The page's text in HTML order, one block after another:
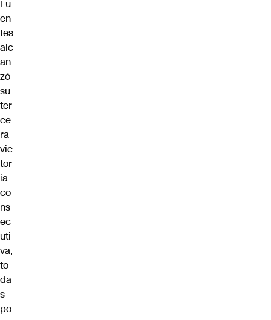
Fu
en
tes
alc
an
zó
su
ter
ce
ra
vic
tor
ia
co
ns
ec
uti
va,
to
da
s
po